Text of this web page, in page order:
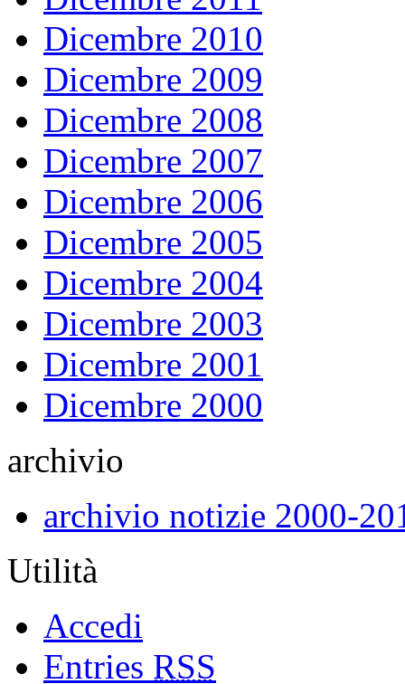
Dicembre 2010
Dicembre 2009
Dicembre 2008
Dicembre 2007
Dicembre 2006
Dicembre 2005
Dicembre 2004
Dicembre 2003
Dicembre 2001
Dicembre 2000
archivio
archivio notizie 2000-
Utilità
Accedi
Entries RSS